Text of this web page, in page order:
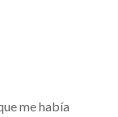
me había